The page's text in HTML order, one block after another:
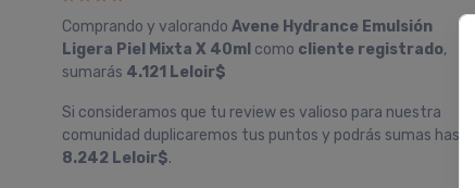
Comprando y valorando Avene Hydrance Emulsión
Ligera Piel Mixta X 40ml como cliente registrado,
sumarás 4.121 Leloir$
Si consideramos que tu review es valioso para nuestra
comunidad duplicaremos tus puntos y podrás sumas hasta
8.242 Leloir$.